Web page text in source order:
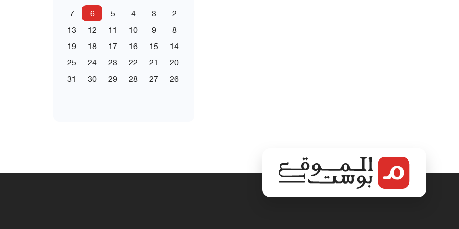
2
3
4
5
6
7
8
9
10
11
12
13
14
15
16
17
18
19
20
21
22
23
24
25
26
27
28
29
30
31